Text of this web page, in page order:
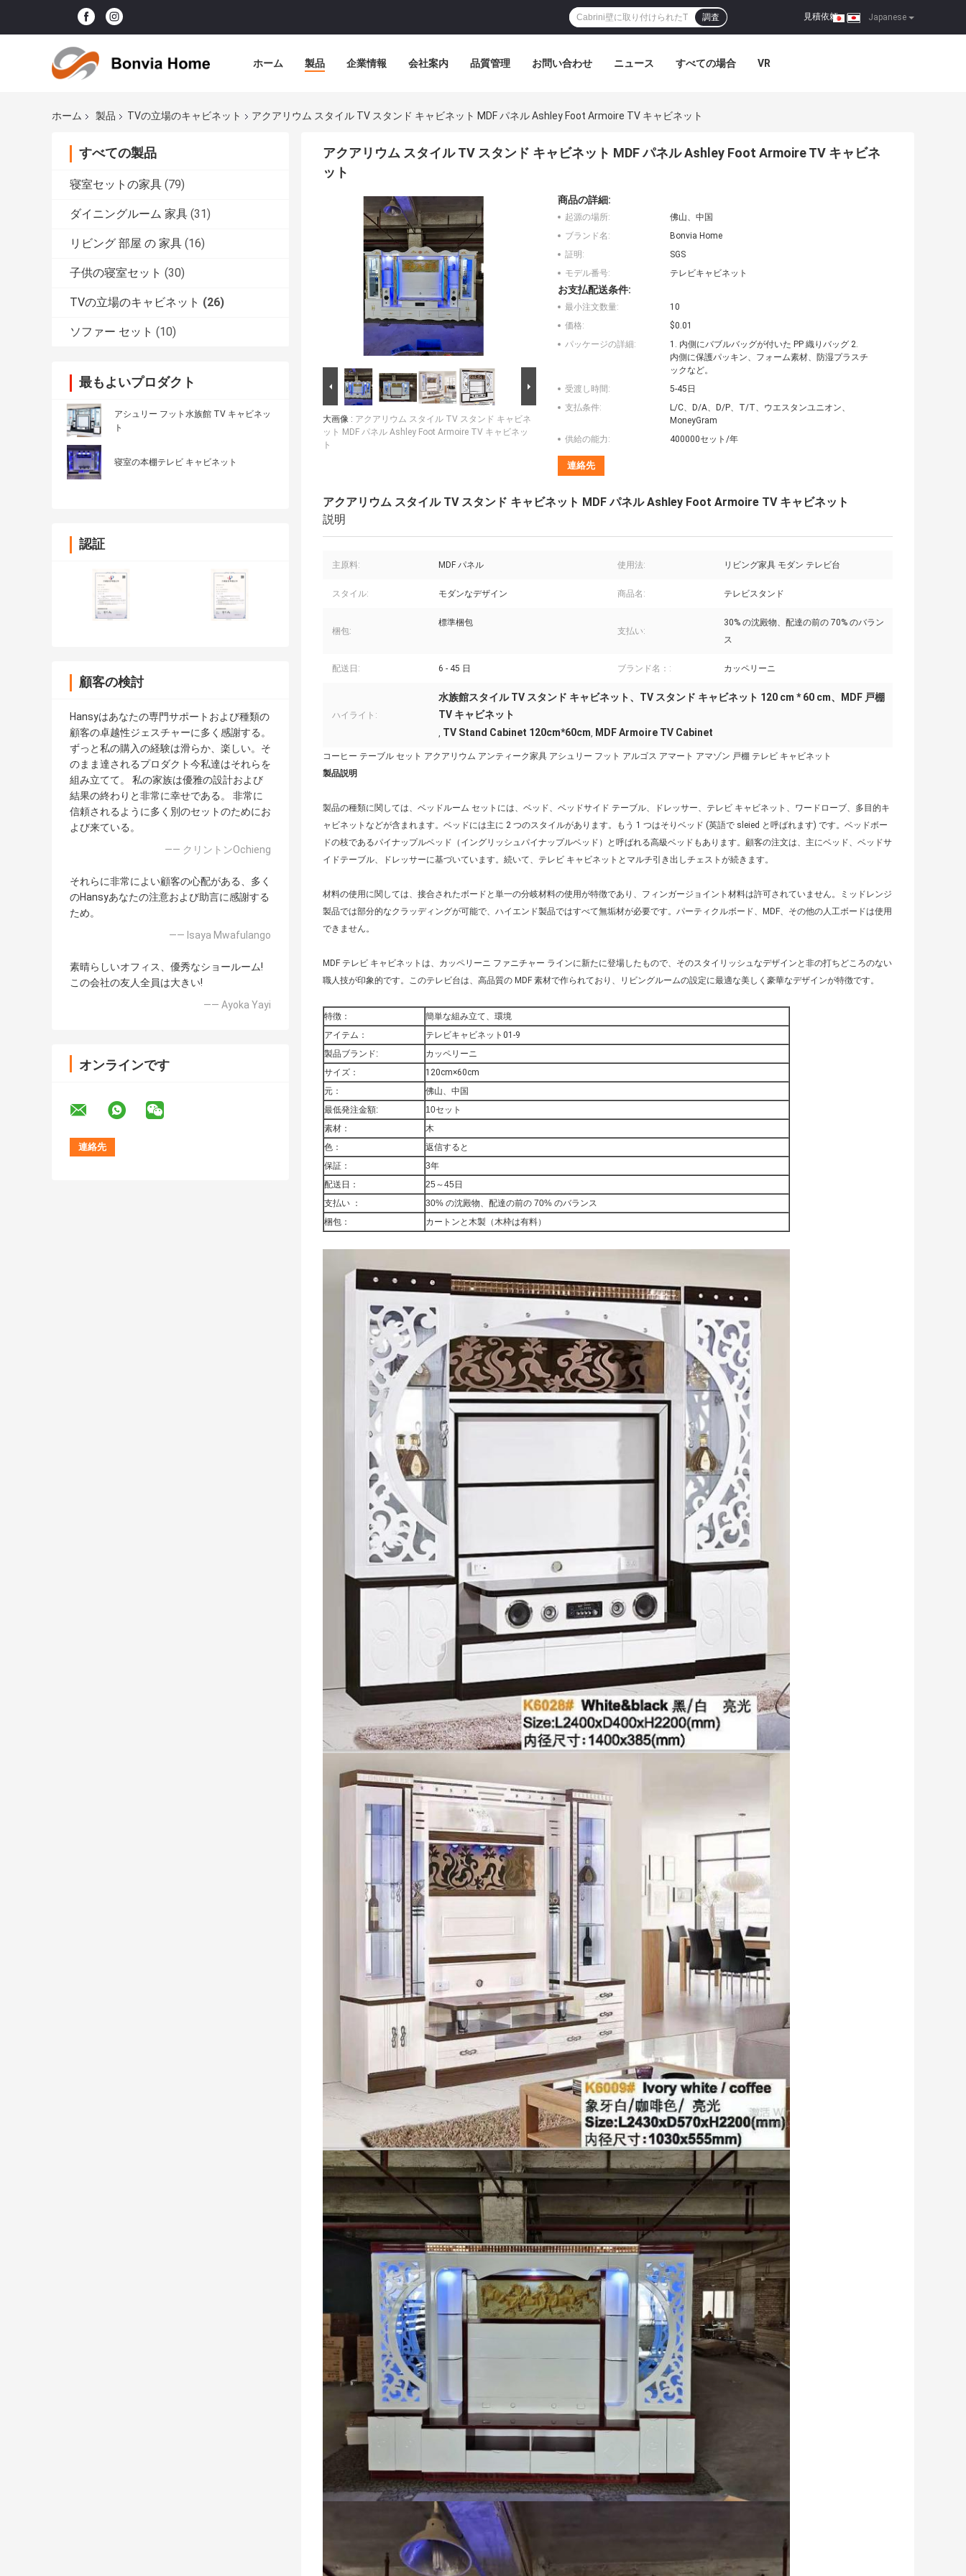
Japanese
見積依頼 |
調査
ホーム 製品 企業情報 会社案内 品質管理 お問い合わせ ニュース すべての場合 VR
ホーム 製品 TVの立場のキャビネット アクアリウム スタイル TV スタンド キャビネット MDF パネル Ashley Foot Armoire TV キャビネット
すべての製品
寝室セットの家具 (79)
ダイニングルーム 家具 (31)
リビング 部屋 の 家具 (16)
子供の寝室セット (30)
TVの立場のキャビネット (26)
ソファー セット (10)
最もよいプロダクト
アシュリー フット水族館 TV キャビネッ
ト
寝室の本棚テレビ キャビネット
認証
顧客の検討
Hansyはあなたの専門サポートおよび種類の
顧客の卓越性ジェスチャーに多く感謝する。
ずっと私の購入の経験は滑らか、楽しい。そ
のまま達されるプロダクト今私達はそれらを
組み立てて。 私の家族は優雅の設計および
結果の終わりと非常に幸せである。 非常に
信頼されるように多く別のセットのためにお
よび来ている。
—— クリントンOchieng
それらに非常によい顧客の心配がある、多く
のHansyあなたの注意および助言に感謝する
ため。
—— Isaya Mwafulango
素晴らしいオフィス、優秀なショールーム!
この会社の友人全員は大きい!
—— Ayoka Yayi
オンラインです
アクアリウム スタイル TV スタンド キャビネット MDF パネル Ashley Foot Armoire TV キャビネ
ット
大画像 : アクアリウム スタイル TV スタンド キャビネ
ット MDF パネル Ashley Foot Armoire TV キャビネッ
ト
商品の詳細:
起源の場所:
佛山、中国
ブランド名:
Bonvia Home
証明:
SGS
モデル番号:
テレビキャビネット
お支払配送条件:
最小注文数量:
10
価格:
$0.01
パッケージの詳細:
1. 内側にバブルバッグが付いた PP 織りバッグ 2.
内側に保護パッキン、フォーム素材、防湿プラスチ
ックなど。
受渡し時間:
5-45日
支払条件:
L/C、D/A、D/P、T/T、ウエスタンユニオン、
MoneyGram
供給の能力:
400000セット/年
連絡先
アクアリウム スタイル TV スタンド キャビネット MDF パネル Ashley Foot Armoire TV キャビネット
説明
主原料: MDF パネル 使用法: リビング家具 モダン テレビ台
スタイル: モダンなデザイン 商品名: テレビスタンド
梱包:
標準梱包
支払い:
30% の沈殿物、配達の前の 70% のバラン
ス
配送日: 6 - 45 日 ブランド名：: カッペリーニ
ハイライト:
水族館スタイル TV スタンド キャビネット、TV スタンド キャビネット 120 cm * 60 cm、MDF 戸棚
TV キャビネット
, TV Stand Cabinet 120cm*60cm, MDF Armoire TV Cabinet
コーヒー テーブル セット アクアリウム アンティーク家具 アシュリー フット アルゴス アマート アマゾン 戸棚 テレビ キャビネット
製品説明
製品の種類に関しては、ベッドルーム セットには、ベッド、ベッドサイド テーブル、ドレッサー、テレビ キャビネット、ワードローブ、多目的キ
ャビネットなどが含まれます。ベッドには主に 2 つのスタイルがあります。もう 1 つはそりベッド (英語で sleied と呼ばれます) です。ベッドボー
ドの枝であるパイナップルベッド（イングリッシュパイナップルベッド）と呼ばれる高級ベッドもあります。顧客の注文は、主にベッド、ベッドサ
イドテーブル、ドレッサーに基づいています。続いて、テレビ キャビネットとマルチ引き出しチェストが続きます。
材料の使用に関しては、接合されたボードと単一の分岐材料の使用が特徴であり、フィンガージョイント材料は許可されていません。ミッドレンジ
製品では部分的なクラッディングが可能で、ハイエンド製品ではすべて無垢材が必要です。パーティクルボード、MDF、その他の人工ボードは使用
できません。
MDF テレビ キャビネットは、カッペリーニ ファニチャー ラインに新たに登場したもので、そのスタイリッシュなデザインと非の打ちどころのない
職人技が印象的です。このテレビ台は、高品質の MDF 素材で作られており、リビングルームの設定に最適な美しく豪華なデザインが特徴です。
特徴：
簡単な組み立て、環境
アイテム：
テレビキャビネット01-9
製品ブランド:
カッペリーニ
サイズ：
120cm×60cm
元：
佛山、中国
最低発注金額:
10セット
素材：
木
色：
返信すると
保証：
3年
配送日：
25～45日
支払い ：
30% の沈殿物、配達の前の 70% のバランス
梱包：
カートンと木製（木枠は有料）